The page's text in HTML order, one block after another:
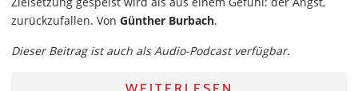
zurückzufallen. Von Günther Burbach.
Dieser Beitrag ist auch als Audio-Podcast verfügbar.